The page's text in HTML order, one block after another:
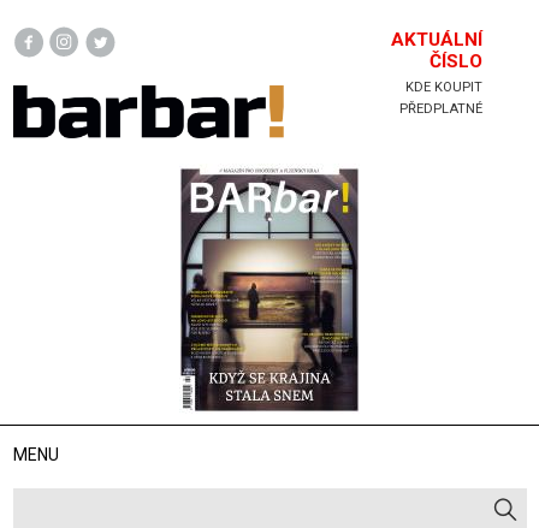
Hlavička
AKTUÁLNÍ
ČÍSLO
KDE KOUPIT
PŘEDPLATNÉ
MENU